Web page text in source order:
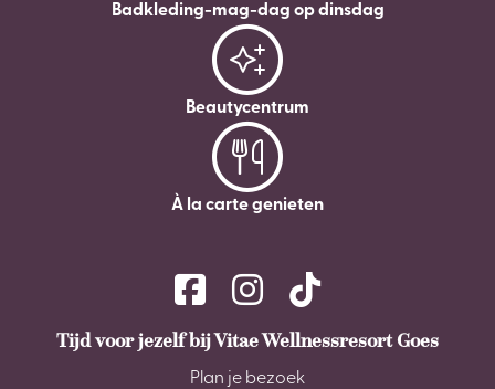
Badkleding-mag-dag op dinsdag
Beautycentrum
À la carte genieten
Tijd voor jezelf bij Vitae Wellnessresort Goes
Plan je bezoek